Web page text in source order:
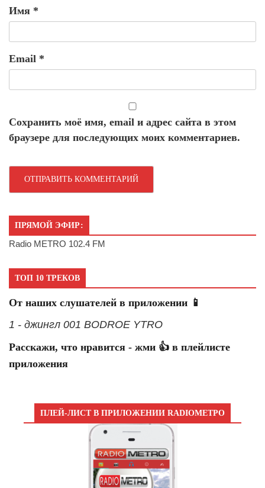
Имя *
Email *
Сохранить моё имя, email и адрес сайта в этом
браузере для последующих моих комментариев.
ПРЯМОЙ ЭФИР:
Radio METRO 102.4 FM
ТОП 10 ТРЕКОВ
От наших слушателей в приложении 📱
1 - джингл 001 BODROE YTRO
Расскажи, что нравится - жми 👍 в плейлисте
приложения
ПЛЕЙ-ЛИСТ В ПРИЛОЖЕНИИ RADIOМЕТРО